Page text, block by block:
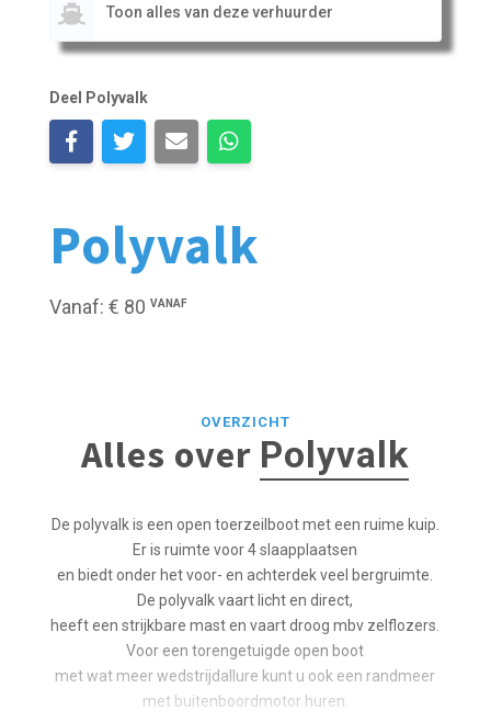
Polyvalk
Vanaf: € 80 VANAF
Toon alles van deze verhuurder
Deel Polyvalk
OVERZICHT
Alles over Polyvalk
De polyvalk is een open toerzeilboot met een ruime kuip.
Er is ruimte voor 4 slaapplaatsen
en biedt onder het voor- en achterdek veel bergruimte.
De polyvalk vaart licht en direct,
heeft een strijkbare mast en vaart droog mbv zelflozers.
Voor een torengetuigde open boot
met wat meer wedstrijdallure kunt u ook een randmeer
met buitenboordmotor huren.